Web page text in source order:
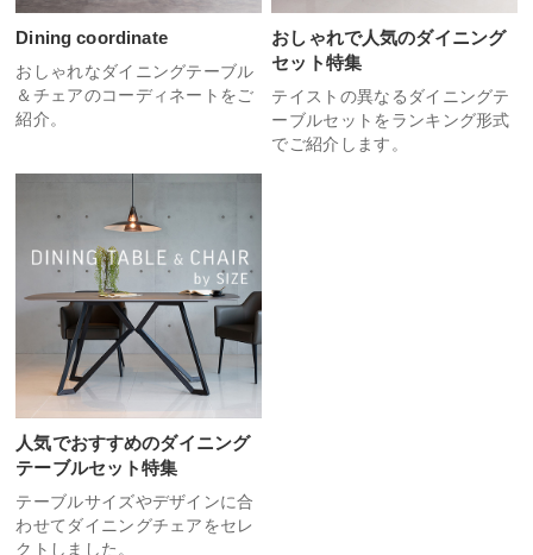
Dining coordinate
おしゃれなダイニングテーブル
＆チェアのコーディネートをご
紹介。
おしゃれで人気のダイニング
セット特集
テイストの異なるダイニングテ
ーブルセットをランキング形式
でご紹介します。
人気でおすすめのダイニング
テーブルセット特集
テーブルサイズやデザインに合
わせてダイニングチェアをセレ
クトしました。